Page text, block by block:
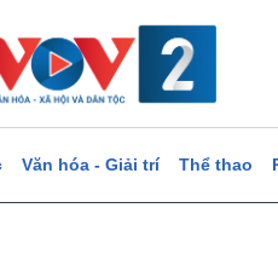
Văn hóa - Giải trí Thể thao